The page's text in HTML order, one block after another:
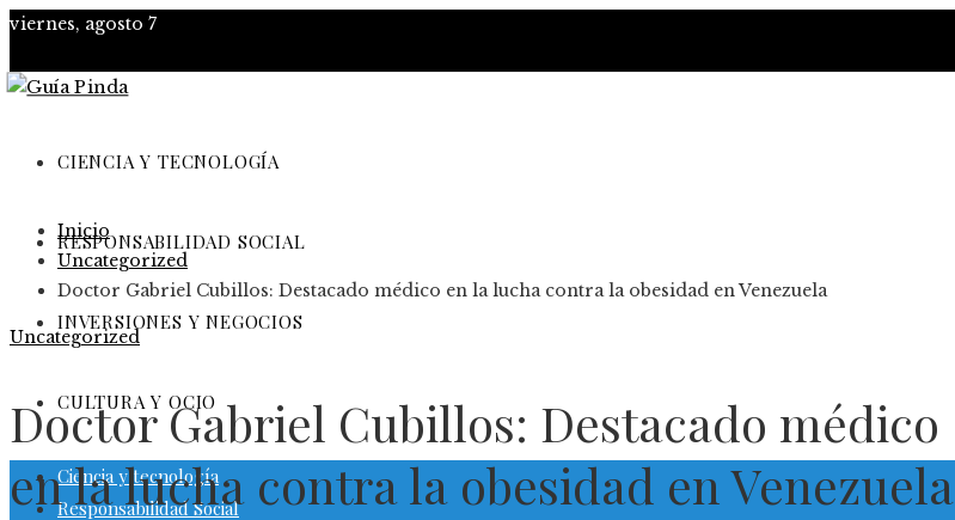
viernes, agosto 7
CIENCIA Y TECNOLOGÍA
RESPONSABILIDAD SOCIAL
INVERSIONES Y NEGOCIOS
CULTURA Y OCIO
Ciencia y tecnología
Responsabilidad Social
Inicio
Uncategorized
Doctor Gabriel Cubillos: Destacado médico en la lucha contra la obesidad en Venezuela
Uncategorized
Doctor Gabriel Cubillos: Destacado médico
en la lucha contra la obesidad en Venezuela